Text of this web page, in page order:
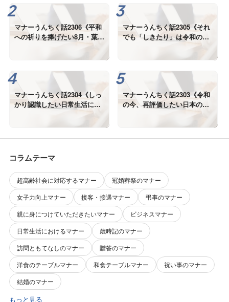
マナーうんちく話2306《平和
への祈りを捧げたい8月・葉
マナーうんちく話2305《それ
でも「しきたり」は令和の
今、本当に必要なの？》
マナーうんちく話2304《しっ
かり認識したい日常生活にお
ける「しきたり」の役割》
マナーうんちく話2303《令和
の今、再評価したい日本の美
コラムテーマ
超高齢社会に対応するマナー
冠婚葬祭のマナー
女子力向上マナー
接客・接遇マナー
弔事のマナー
親に身につけていただきたいマナー
ビジネスマナー
日常生活におけるマナー
歳時記のマナー
訪問ともてなしのマナー
贈答のマナー
洋食のテーブルマナー
和食テーブルマナー
祝い事のマナー
結婚のマナー
もっと見る